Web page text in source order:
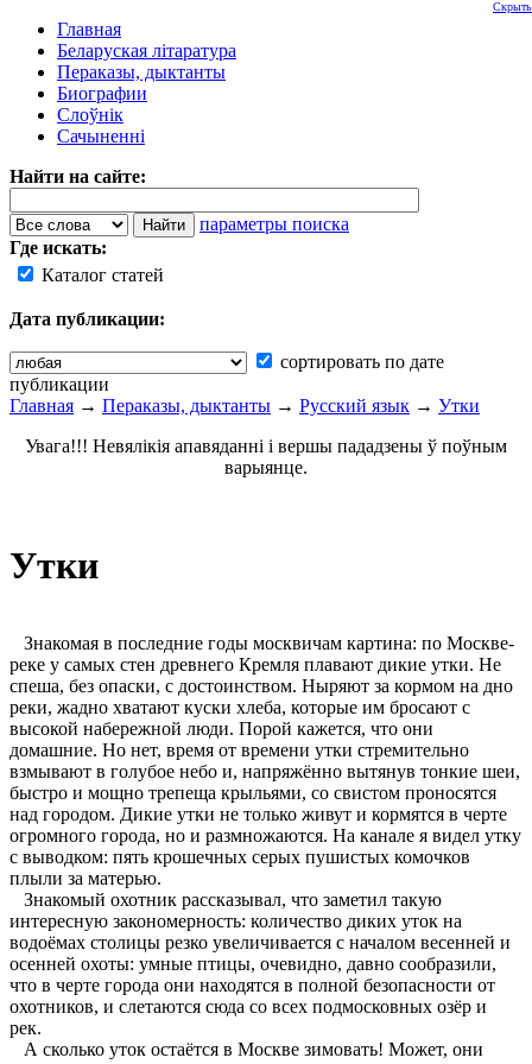
Главная
Беларуская літаратура
Пераказы, дыктанты
Биографии
Слоўнік
Сачыненні
Найти на сайте:
параметры поиска
Где искать:
Каталог статей
Дата публикации:
сортировать по дате
публикации
Скрыть
Главная → Пераказы, дыктанты → Русский язык → Утки
Увага!!! Невялікія апавяданні і вершы пададзены ў поўным
варыянце.
Утки
Знакомая в последние годы москвичам картина: по Москве-
реке у самых стен древнего Кремля плавают дикие утки. Не
спеша, без опаски, с достоинством. Ныряют за кормом на дно
реки, жадно хватают куски хлеба, которые им бросают с
высокой набережной люди. Порой кажется, что они
домашние. Но нет, время от времени утки стремительно
взмывают в голубое небо и, напряжённо вытянув тонкие шеи,
быстро и мощно трепеща крыльями, со свистом проносятся
над городом. Дикие утки не только живут и кормятся в черте
огромного города, но и размножаются. На канале я видел утку
с выводком: пять крошечных серых пушистых комочков
плыли за матерью.
Знакомый охотник рассказывал, что заметил такую
интересную закономерность: количество диких уток на
водоёмах столицы резко увеличивается с началом весенней и
осенней охоты: умные птицы, очевидно, давно сообразили,
что в черте города они находятся в полной безопасности от
охотников, и слетаются сюда со всех подмосковных озёр и
рек.
А сколько уток остаётся в Москве зимовать! Может, они